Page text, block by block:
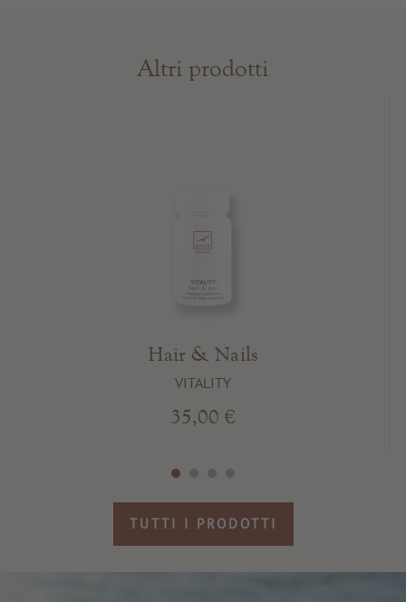
Altri prodotti
Hair & Nails
VITALITY
35,00 €
TUTTI I PRODOTTI